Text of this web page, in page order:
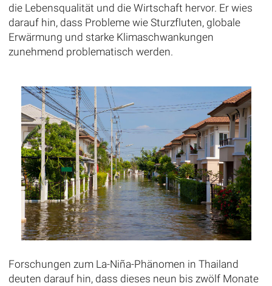
die Lebensqualität und die Wirtschaft hervor. Er wies
darauf hin, dass Probleme wie Sturzfluten, globale
Erwärmung und starke Klimaschwankungen
zunehmend problematisch werden.
Forschungen zum La-Niña-Phänomen in Thailand
deuten darauf hin, dass dieses neun bis zwölf Monate